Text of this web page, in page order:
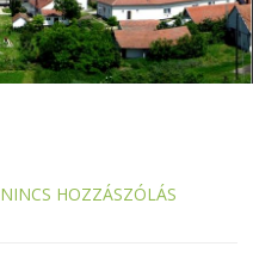
NINCS HOZZÁSZÓLÁS